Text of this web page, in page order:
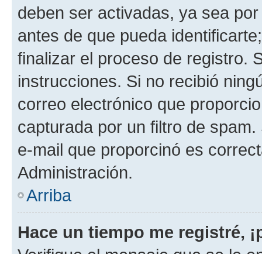
deben ser activadas, ya sea
antes de que pueda
finalizar el proceso de registro.
instrucciones. Si no recibió
correo electrónico que
capturada por un filtro de
e-mail que proporcinó es
Administración.
Arriba
Hace un tiempo me registré,